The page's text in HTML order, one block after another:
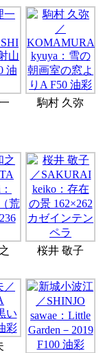
駒村 久弥
桜井 敬子